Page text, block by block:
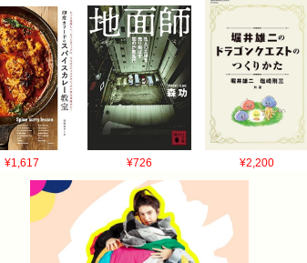
¥1,617 ¥726 ¥2,200